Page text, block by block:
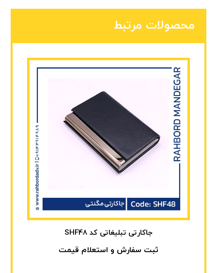
محصولات مرتبط
جاکارتی تبلیغاتی کد SHF48
ثبت سفارش و استعلام قیمت